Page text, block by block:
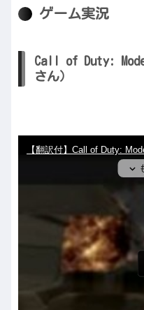
ゲーム実況
Call of Duty:
さん）